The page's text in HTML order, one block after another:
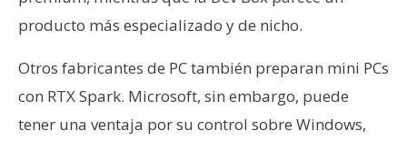
producto más especializado y de nicho.
Otros fabricantes de PC también preparan mini PCs
con RTX Spark. Microsoft, sin embargo, puede
tener una ventaja por su control sobre Windows,